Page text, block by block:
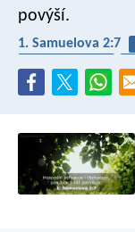
povýší.
1. Samuelova 2:7